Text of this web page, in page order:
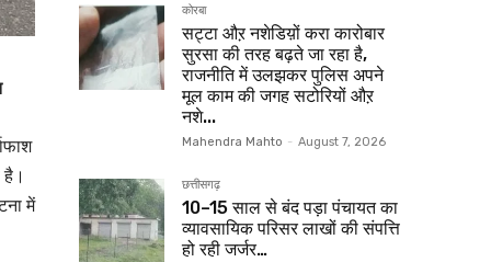
है।
में
कोरबा
सट्टा औऱ नशेडिय़ों करा कारोबार
सुरसा की तरह बढ़ते जा रहा है,
राजनीति में उलझकर पुलिस अपने
मूल काम की जगह सटोरियों औऱ
नशे...
Mahendra Mahto - August 7, 2026
छत्तीसगढ़
10–15 साल से बंद पड़ा पंचायत का
व्यावसायिक परिसर लाखों की संपत्ति
हो रही जर्जर…